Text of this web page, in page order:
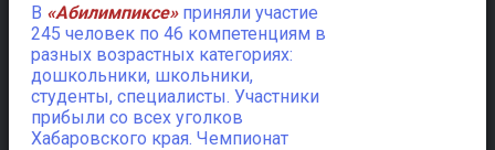
В «Абилимпиксе»приняли участие
245 человек по 46 компетенциям в
разных возрастных категориях:
дошкольники, школьники,
студенты, специалисты. Участники
прибыли со всех уголков
Хабаровского края. Чемпионат